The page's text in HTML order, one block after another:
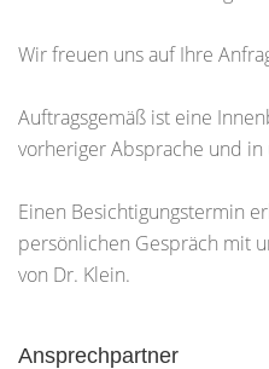
Wir freuen uns auf Ihre
Auftragsgemäß ist eine
vorheriger Absprache und
Einen Besichtigungstermin
persönlichen Gespräch mit
von Dr. Klein.
Ansprechpartner